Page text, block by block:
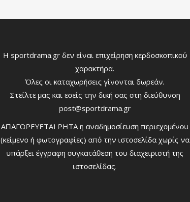
Η sportdrama.gr δεν είναι επιχείρηση κερδοσκοπικού
χαρακτήρα.
Όλες οι καταχωρήσεις γίνονται δωρεάν.
Στείλτε μας και εσείς την δική σας στη διεύθυνση
post@sportdrama.gr
ΑΠΑΓΟΡΕΥΕΤΑΙ ΡΗΤΑ η αναδημοσίευση περιεχομένου
(κείμενο ή φωτογραφίες) από την ιστοσελίδα χωρίς να
υπάρξει έγγραφη συγκατάθεση του διαχειριστή της
ιστοσελίδας.